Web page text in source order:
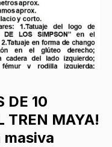
DE 10
TREN MAYA!